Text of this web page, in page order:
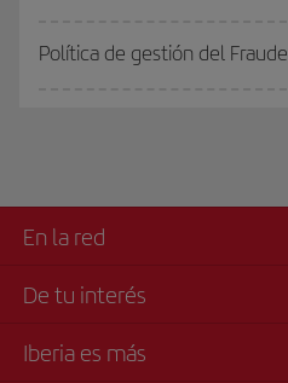
Política de gestión del Fraude
En la red
De tu interés
Iberia es más